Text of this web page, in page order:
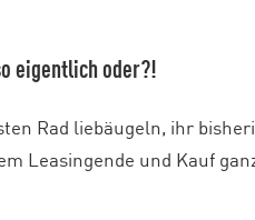
eigentlich oder?!
Rad liebäugeln, ihr
Leasingende und Kauf